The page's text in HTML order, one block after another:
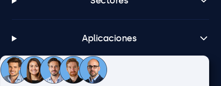
Aplicaciones
Atención al cliente